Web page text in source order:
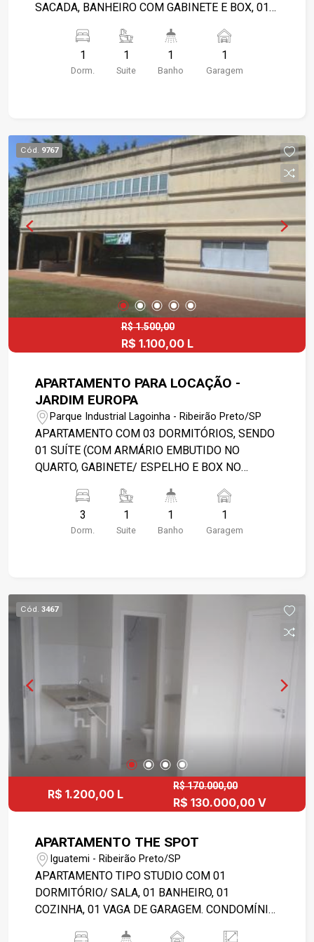
SACADA, BANHEIRO COM GABINETE E BOX, 01
COM PAINEL, 01 QUINTAL NO TÉRREO, 01 VAGA
DE GARAGEM SUBSOLO. PRÓXIMO AO
RIBEIRÃO SHOPPING.
1
Dorm.
1
Suite
1
Banho
1
Garagem
Cód. 9767
R$ 1.500,00
R$ 1.100,00 L
APARTAMENTO PARA LOCAÇÃO -
JARDIM EUROPA
Parque Industrial Lagoinha - Ribeirão Preto/SP
APARTAMENTO COM 03 DORMITÓRIOS, SENDO
01 SUÍTE (COM ARMÁRIO EMBUTIDO NO
QUARTO, GABINETE/ ESPELHO E BOX NO
COM BOX, 01 COZINHA COM ARMÁRIO
EMBUTIDO E GABINETE, E 01 ÁREA DE SERVIÇO.
01 VAGA DE GARAGEM. ÁREA DE LAZER COM
3
Dorm.
1
Suite
1
Banho
1
Garagem
Cód. 3467
R$ 1.200,00 L
R$ 170.000,00
R$ 130.000,00 V
APARTAMENTO THE SPOT
Iguatemi - Ribeirão Preto/SP
APARTAMENTO TIPO STUDIO COM 01
DORMITÓRIO/ SALA, 01 BANHEIRO, 01
COZINHA, 01 VAGA DE GARAGEM. CONDOMÍNIO